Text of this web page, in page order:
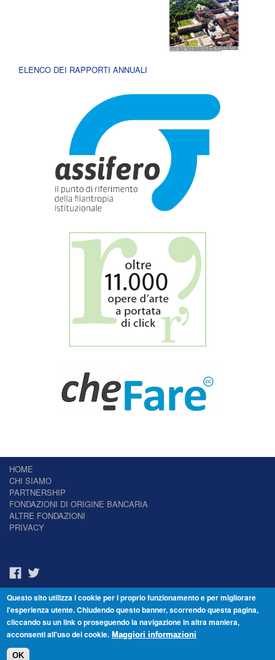
ELENCO DEI RAPPORTI ANNUALI
HOME
CHI SIAMO
PARTNERSHIP
FONDAZIONI DI ORIGINE BANCARIA
ALTRE FONDAZIONI
PRIVACY
Il Giornale delle Fondazioni - Periodico telematico
Reg. Tribunale n.7 del 22/07/2014 – ISSN 2421-2466
© Fondazione Venezia 2000 - Dorsoduro 3488/U - 30123 Venezia - Italia -
Questo sito utilizza i cookie per i proprio funzionamento e per migliorare
l'esperienza utente. Chiudendo questo banner, scorrendo questa pagina,
cliccando su un link o proseguendo la navigazione in altra maniera,
acconsenti all'uso dei cookie. Maggiori informazioni
OK